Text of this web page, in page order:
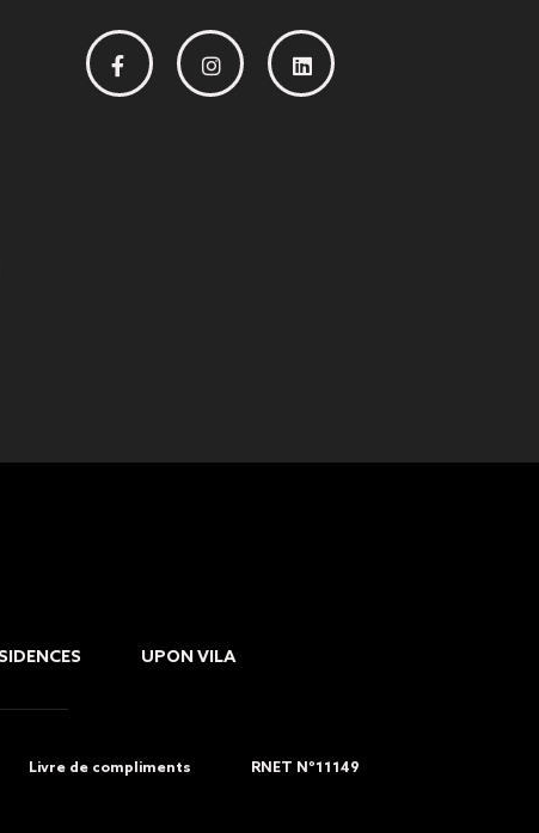
UPON VILA
Livre de compliments RNET Nº11149